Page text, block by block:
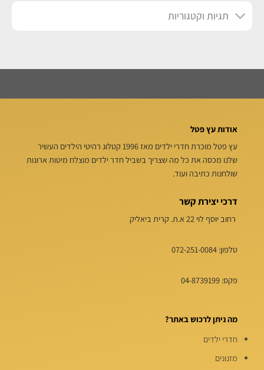
תגיות וקטגוריות
אודות עץ פטל
עץ פטל מוכרת חדרי ילדים מאז 1996 קטלוג רהיטי הילדים העשיר
שלנו מכסה את כל מה שצריך בשביל חדר ילדים מוצלח מיטות ארונות
שולחנות כתיבה ועוד.
דרכי יצירת קשר
רחוב יוסף לוי 22 א.ת. קרית ביאליק
טלפון: 072-251-0084
פקס: 04-8739199
מה ניתן לרכוש באתר?
חדרי ילדים
מזנונים